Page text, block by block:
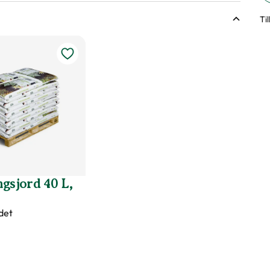
märkningen?
40 L,